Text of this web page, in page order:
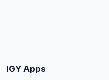
IGY Apps